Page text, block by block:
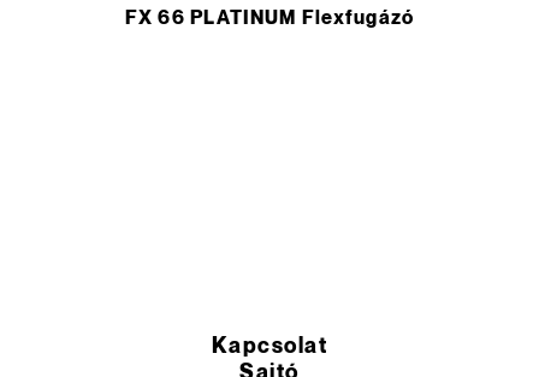
FX 66 PLATINUM Flexfugázó
Kapcsolat